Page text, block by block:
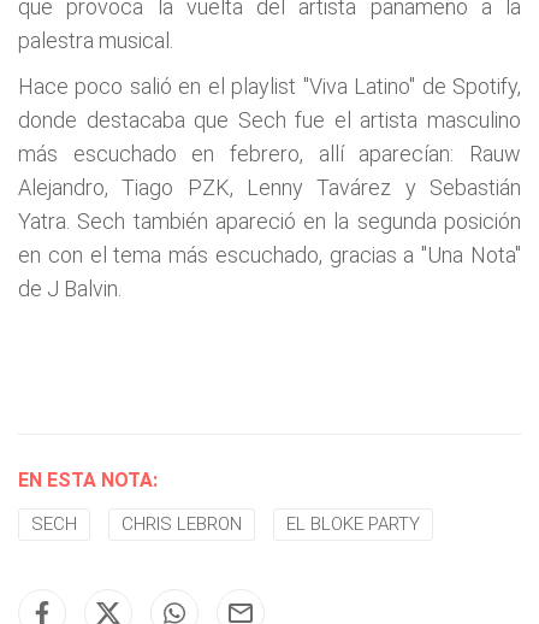
que provoca la vuelta del artista panameño a la
palestra musical.
Hace poco salió en el playlist "Viva Latino" de Spotify,
donde destacaba que Sech fue el artista masculino
más escuchado en febrero, allí aparecían: Rauw
Alejandro, Tiago PZK, Lenny Tavárez y Sebastián
Yatra. Sech también apareció en la segunda posición
en con el tema más escuchado, gracias a "Una Nota"
de J Balvin.
EN ESTA NOTA:
SECH CHRIS LEBRON EL BLOKE PARTY